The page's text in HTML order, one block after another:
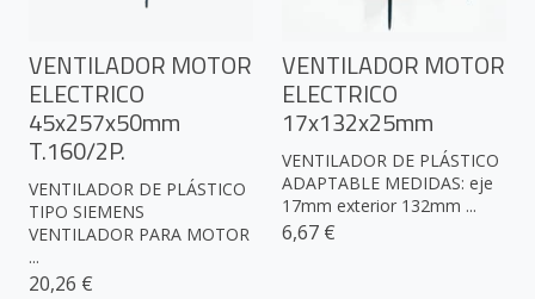
VENTILADOR MOTOR
ELECTRICO
45x257x50mm
T.160/2P.
VENTILADOR DE PLÁSTICO
TIPO SIEMENS
VENTILADOR PARA MOTOR
...
20,26 €
VENTILADOR MOTOR
ELECTRICO
17x132x25mm
VENTILADOR DE PLÁSTICO
ADAPTABLE MEDIDAS: eje
17mm exterior 132mm ...
6,67 €